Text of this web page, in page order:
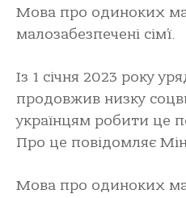
Мова про одиноких
малозабезпечені сім’ї.
Із 1 січня 2023 року
продовжив низку
українцям робити це
Про це повідомляє
Мова про одиноких